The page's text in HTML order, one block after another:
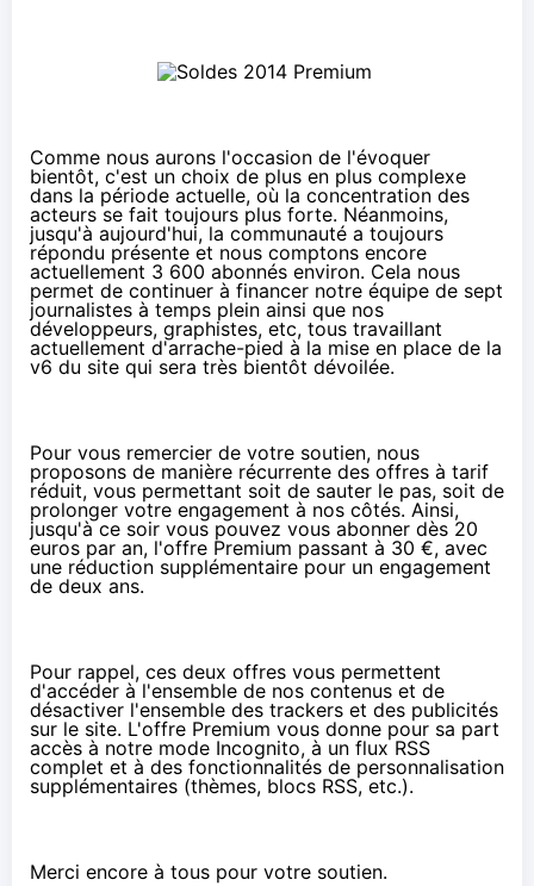
Comme nous aurons l'occasion de l'évoquer
bientôt, c'est un choix de plus en plus complexe
dans la période actuelle, où la concentration des
acteurs se fait toujours plus forte. Néanmoins,
jusqu'à aujourd'hui, la communauté a toujours
répondu présente et nous comptons encore
actuellement 3 600 abonnés environ. Cela nous
permet de continuer à financer notre équipe de sept
journalistes à temps plein ainsi que nos
développeurs, graphistes, etc, tous travaillant
actuellement d'arrache-pied à la mise en place de la
v6 du site qui sera très bientôt dévoilée.
Pour vous remercier de votre soutien, nous
proposons de manière récurrente des offres à tarif
réduit, vous permettant soit de sauter le pas, soit de
prolonger votre engagement à nos côtés. Ainsi,
jusqu'à ce soir vous pouvez vous abonner dès 20
euros par an, l'offre Premium passant à 30 €, avec
une réduction supplémentaire pour un engagement
de deux ans.
Pour rappel, ces deux offres vous permettent
d'accéder à l'ensemble de nos contenus et de
désactiver l'ensemble des trackers et des publicités
sur le site. L'offre Premium vous donne pour sa part
accès à notre mode Incognito, à un flux RSS
complet et à des fonctionnalités de personnalisation
supplémentaires (thèmes, blocs RSS, etc.).
Merci encore à tous pour votre soutien.